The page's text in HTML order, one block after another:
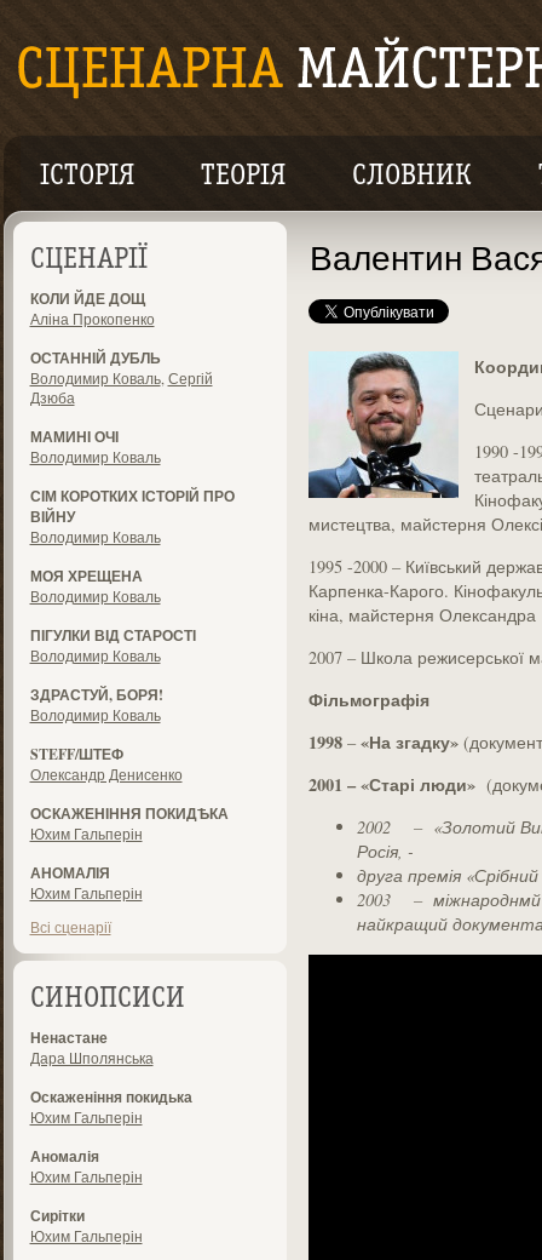
ІСТОРІЯ ТЕОРІЯ СЛОВНИК
СЦЕНАРІЇ
КОЛИ ЙДЕ ДОЩ
Аліна Прокопенко
ОСТАННІЙ ДУБЛЬ
Володимир Коваль, Сергій
Дзюба
МАМИНІ ОЧІ
Володимир Коваль
СІМ КОРОТКИХ ІСТОРІЙ ПРО
ВІЙНУ
Володимир Коваль
МОЯ ХРЕЩЕНА
Володимир Коваль
ПІГУЛКИ ВІД СТАРОСТІ
Володимир Коваль
ЗДРАСТУЙ, БОРЯ!
Володимир Коваль
STEFF/ШТЕФ
Олександр Денисенко
ОСКАЖЕНІННЯ ПОКИДѢКА
Юхим Гальперін
АНОМАЛІЯ
Юхим Гальперін
Всі сценарії
СИНОПСИСИ
Ненастане
Дара Шполянська
Оскаженіння покидька
Юхим Гальперін
Аномалія
Юхим Гальперін
Сирітки
Юхим Гальперін
Валентин
1990 -
мистецтва, майстерня
1995 -2000 – Київський
Карпенка-Карого.
кіна, майстерня Олександра
2007 – Школа режисерської
Фільмографія
1998– «На згадку»
2001 – «Старі люди»
2002 – «Золотий
Росія, -
друга премія
2003 –
найкращий